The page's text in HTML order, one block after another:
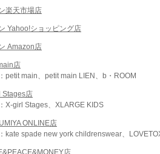
楽天市場店
Yahoo!ショッピング店
Amazon店
店
petit main、petit main LIEN、b・ROOM
Stages店
X-girl Stages、XLARGE KIDS
ONLINE店
kate spade new york childrenswear、
店